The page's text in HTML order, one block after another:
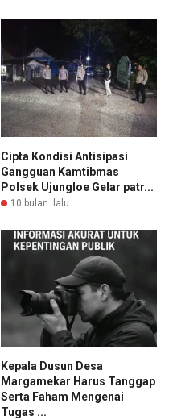
Cipta Kondisi Antisipasi
Gangguan Kamtibmas
Polsek Ujungloe Gelar patr...
10 bulan lalu
Kepala Dusun Desa
Margamekar Harus Tanggap
Serta Faham Mengenai
Tugas ...